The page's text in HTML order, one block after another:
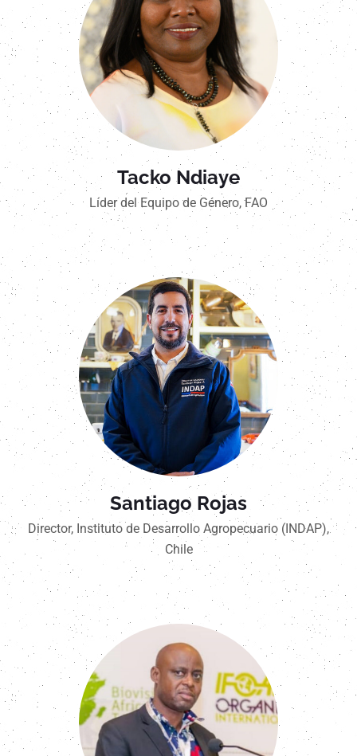
Tacko Ndiaye
Líder del Equipo de Género, FAO
Santiago Rojas
Director, Instituto de Desarrollo Agropecuario (INDAP),
Chile